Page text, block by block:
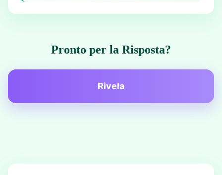
Pronto per la Risposta?
Rivela